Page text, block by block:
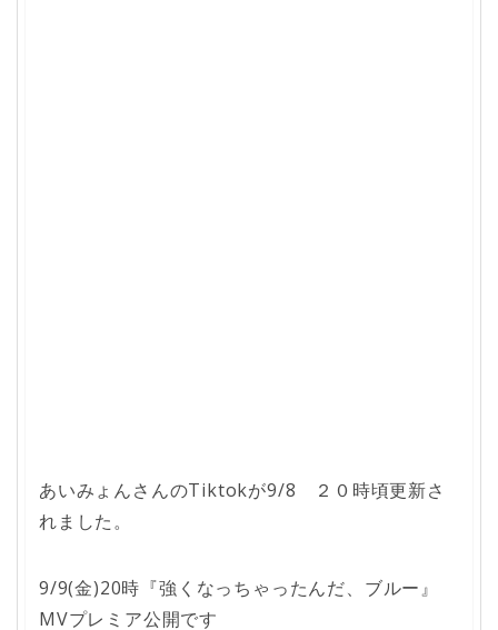
あいみょんさんのTiktokが9/8 ２０時頃更新さ
れました。
9/9(金)20時『強くなっちゃったんだ、ブルー』
MVプレミア公開です